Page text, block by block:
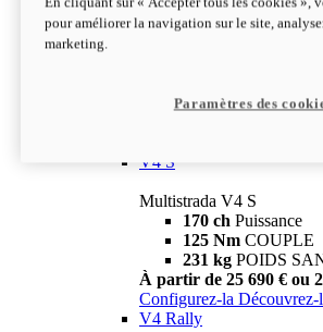
V4
229 KgPOIDS
V4 S
Multistrada V4 S
170 ch Puissance
125 Nm COUPLE
231 kg POIDS
À partir de 25 690 € ou
Configurez-la Découvrez-
V4 Rally
pour améliorer la navigation sur le site,
marketing.
Paramètres des